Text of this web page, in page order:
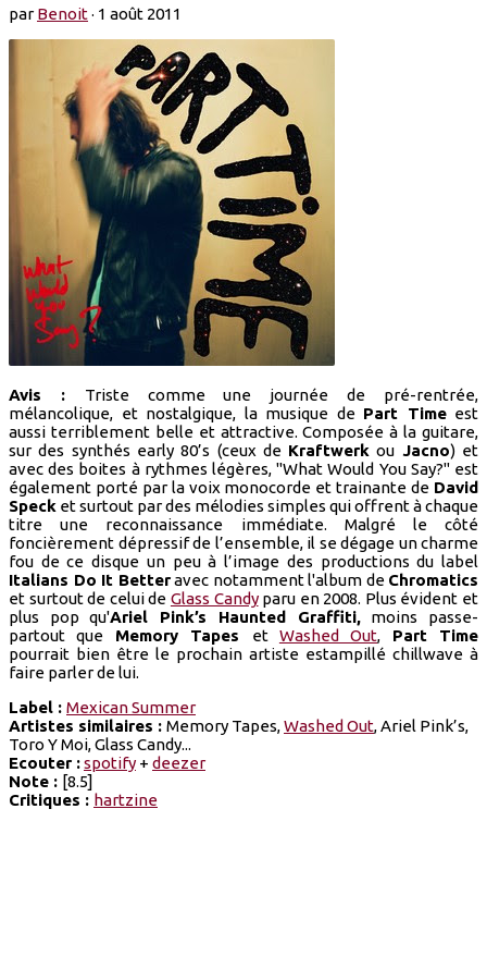
parBenoit· 1 août 2011
Avis : Triste comme une journée de pré-rentrée,
mélancolique, et nostalgique, la musique de Part Timeest
aussi terriblement belle et attractive. Composée à la guitare,
sur des synthés early 80’s (ceux de Kraftwerk ou Jacno) et
avec des boites à rythmes légères, "What Would You Say?" est
également porté par la voix monocorde et trainante de David
Speck et surtout par des mélodies simples qui offrent à chaque
titre une reconnaissance immédiate. Malgré le côté
foncièrement dépressif de l’ensemble, il se dégage un charme
fou de ce disque un peu à l’image des productions du label
Italians Do It Betteravec notamment l'album de Chromatics
et surtout de celui de Glass Candyparu en 2008. Plus évident et
plus pop qu'Ariel Pink’s Haunted Graffiti,moins passe-
partout que Memory Tapes et Washed Out, Part Time
pourrait bien être le prochain artiste estampillé chillwave à
faire parler de lui.
Label : Mexican Summer
Artistes similaires : Memory Tapes,Washed Out, Ariel Pink’s,
Toro Y Moi, Glass Candy...
Ecouter :spotify + deezer
Note : [8.5]
Critiques : hartzine